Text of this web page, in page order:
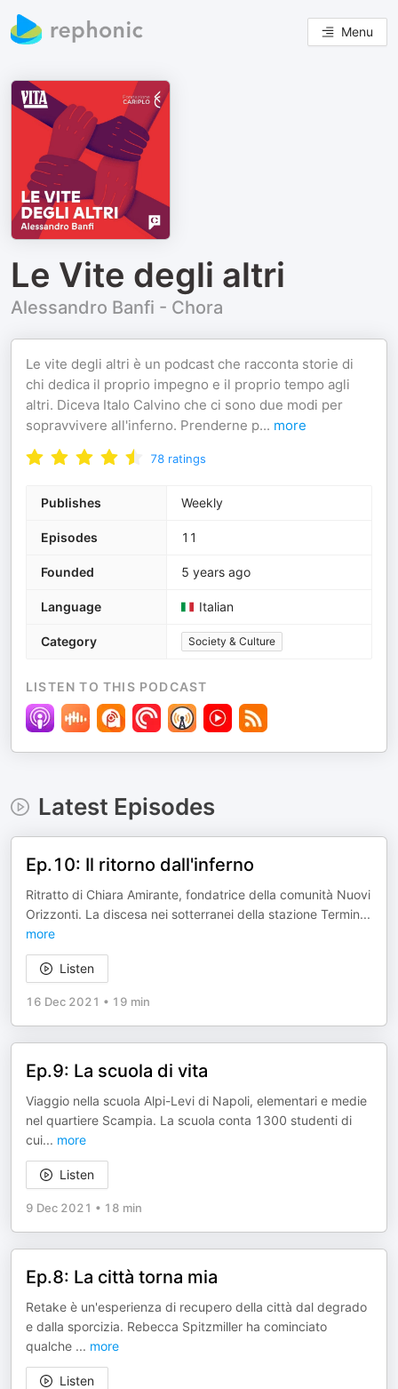
Menu
Le Vite degli altri
Alessandro Banfi - Chora
Le vite degli altri è un podcast che racconta storie di
chi dedica il proprio impegno e il proprio tempo agli
altri. Diceva Italo Calvino che ci sono due modi per
sopravvivere all'inferno. Prenderne p... more
78 ratings
Publishes Weekly
Episodes 11
Founded 5 years ago
Language Italian
Category Society & Culture
LISTEN TO THIS PODCAST
Latest Episodes
Ep.10: Il ritorno dall'inferno
Ritratto di Chiara Amirante, fondatrice della comunità Nuovi
Orizzonti. La discesa nei sotterranei della stazione Termin...
more
Listen
16 Dec 2021 • 19 min
Ep.9: La scuola di vita
Viaggio nella scuola Alpi-Levi di Napoli, elementari e medie
nel quartiere Scampia. La scuola conta 1300 studenti di
cui... more
Listen
9 Dec 2021 • 18 min
Ep.8: La città torna mia
Retake è un'esperienza di recupero della città dal degrado
e dalla sporcizia. Rebecca Spitzmiller ha cominciato
qualche ... more
Listen